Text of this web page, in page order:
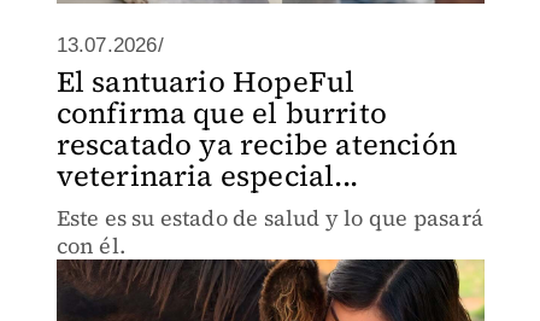
13.07.2026/
El santuario HopeFul
confirma que el burrito
rescatado ya recibe atención
veterinaria especial...
Este es su estado de salud y lo que pasará
con él.